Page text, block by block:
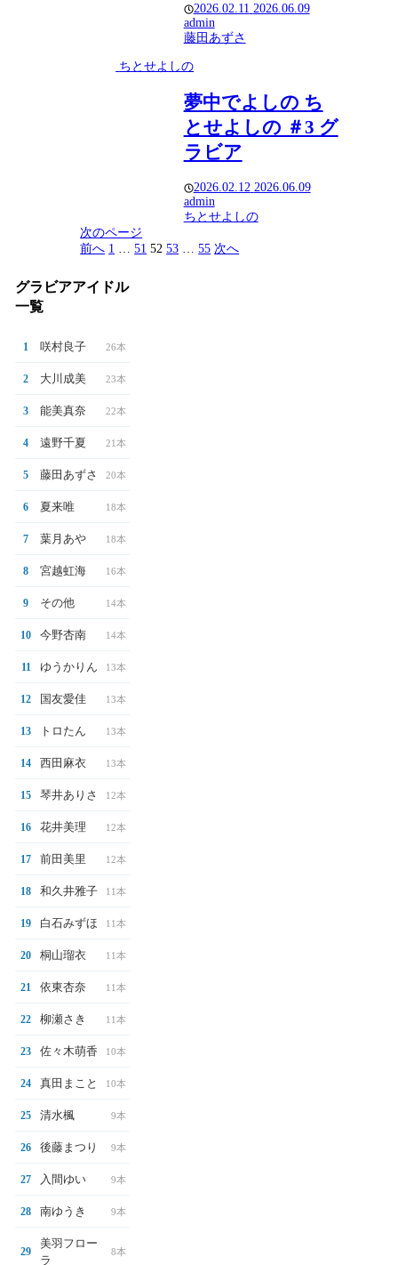
2026.02.11 2026.06.09
admin
藤田あずさ
ちとせよしの
夢中でよしの ち
とせよしの ＃3 グ
ラビア
2026.02.12 2026.06.09
admin
ちとせよしの
次のページ
前へ 1 51 52 53 55 次へ
グラビアアイドル
一覧
1 咲村良子 26本
2 大川成美 23本
3 能美真奈 22本
4 遠野千夏 21本
5 藤田あずさ 20本
6 夏来唯 18本
7 葉月あや 18本
8 宮越虹海 16本
9 その他 14本
10 今野杏南 14本
11 ゆうかりん 13本
12 国友愛佳 13本
13 トロたん 13本
14 西田麻衣 13本
15 琴井ありさ 12本
16 花井美理 12本
17 前田美里 12本
18 和久井雅子 11本
19 白石みずほ 11本
20 桐山瑠衣 11本
21 依東杏奈 11本
22 柳瀬さき 11本
23 佐々木萌香 10本
24 真田まこと 10本
25 清水楓 9本
26 後藤まつり 9本
27 入間ゆい 9本
28 南ゆうき 9本
29
美羽フロー
ラ
8本